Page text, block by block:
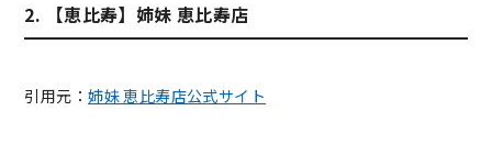
2. 【恵比寿】姉妹 恵比寿店
引用元：姉妹 恵比寿店公式サイト